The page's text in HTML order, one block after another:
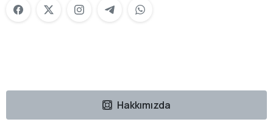
Hakkımızda